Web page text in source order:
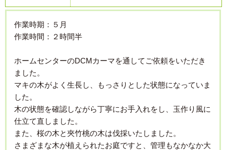
作業時期：５月
作業時間：２時間半
ホームセンターのDCMカーマを通してご依頼をいただき
ました。
マキの木がよく生長し、もっさりとした状態になっていま
した。
木の状態を確認しながら丁寧にお手入れをし、玉作り風に
仕立て直しました。
また、桜の木と夾竹桃の木は伐採いたしました。
さまざまな木が植えられたお庭ですと、管理もなかなか大